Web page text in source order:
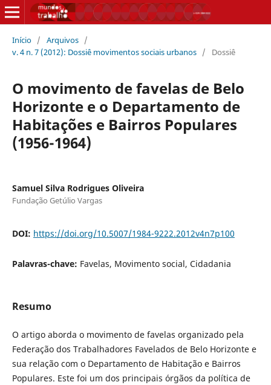
Início / Arquivos /
v. 4 n. 7 (2012): Dossiê movimentos sociais urbanos / Dossiê
O movimento de favelas de Belo
Horizonte e o Departamento de
Habitações e Bairros Populares
(1956-1964)
Samuel Silva Rodrigues Oliveira
Fundação Getúlio Vargas
DOI: https://doi.org/10.5007/1984-9222.2012v4n7p100
Palavras-chave: Favelas, Movimento social, Cidadania
Resumo
O artigo aborda o movimento de favelas organizado pela
Federação dos Trabalhadores Favelados de Belo Horizonte e
sua relação com o Departamento de Habitação e Bairros
Populares. Este foi um dos principais órgãos da política de